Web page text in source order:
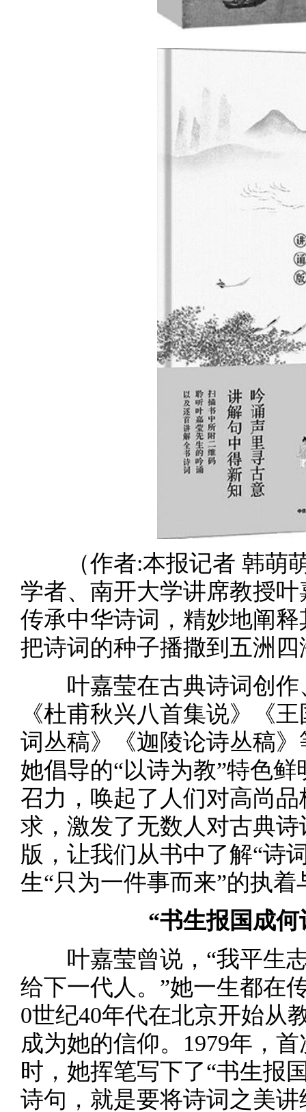
（作者:本报记者 韩萌萌
学者、南开大学讲席教授
传承中华诗词，精妙地阐
把诗词的种子播撒到五洲四
叶嘉莹在古典诗词创作
《杜甫秋兴八首集说》《
词丛稿》《迦陵论诗丛稿
她倡导的“以诗为教”特色
召力，唤起了人们对高尚
求，激发了无数人对古典
版，让我们从书中了解“诗
生“只为一件事而来”的执着
“书生报国成
叶嘉莹曾说，“我平生志
给下一代人。”她一生都在
0世纪40年代在北京开始从
成为她的信仰。1979年，
时，她挥笔写下了“书生报
诗句，就是要将诗词之美